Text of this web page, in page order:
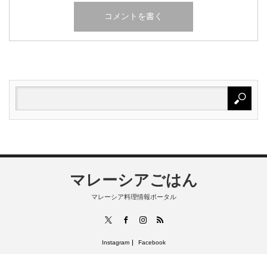
マレーシアごはん
マレーシア料理情報ポータル
FacebookInstagram
RSS
Instagram Facebook